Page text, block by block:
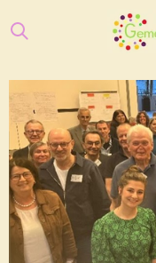
Zum
Hauptinhalt